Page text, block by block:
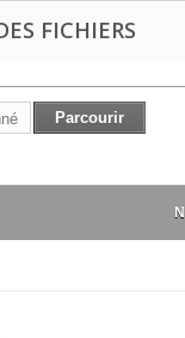
FICHIERS
Parcourir